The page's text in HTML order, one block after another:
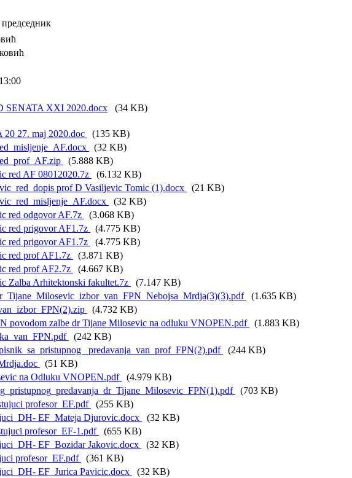
SENATA XXI 2020.docx (34 KB)
27. maj 2020.doc
(135 KB)
(32 KB)
(5.888 KB)
red AF 08012020.7z
(6.132 KB)
prof D Vasiljevic Tomic (1).docx
(21 KB)
(32 KB)
red odgovor AF.7z
(3.068 KB)
red prigovor AF1.7z
(4.775 KB)
red prigovor AF1.7z
(4.775 KB)
red prof AF1.7z
(3.871 KB)
red prof AF2.7z
(4.667 KB)
Zalba Arhitektonski fakultet.7z
(7.147 KB)
(1.635 KB)
(4.732 KB)
povodom zalbe dr Tijane Milosevic na odluku VNOPEN.pdf
(1.883 KB)
(242 KB)
_predavanja_van_prof_FPN(2).pdf
(244 KB)
(51 KB)
na Odluku VNOPEN.pdf
(4.979 KB)
(703 KB)
profesor_EF.pdf
(255 KB)
EF_Mateja Djurovic.docx
(32 KB)
profesor_EF-1.pdf
(655 KB)
EF_Bozidar Jakovic.docx
(32 KB)
profesor_EF.pdf
(361 KB)
EF_Jurica Pavicic.docx
(32 KB)